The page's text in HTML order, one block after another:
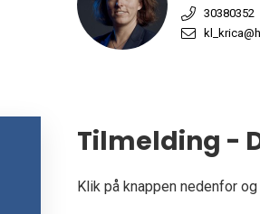
30380352
Tilmelding -
Klik på knappen nedenfor